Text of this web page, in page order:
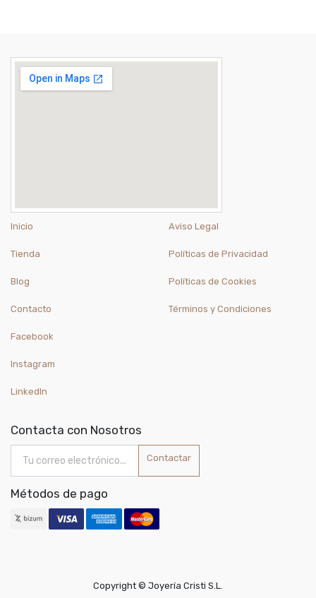
Inicio
Tienda
Blog
Contacto
Aviso Legal
Políticas de Privacidad
Políticas de Cookies
Términos y Condiciones
Facebook
Instagram
LinkedIn
Contacta con Nosotros
Contactar
Métodos de pago
Copyright © Joyería Cristi S.L.